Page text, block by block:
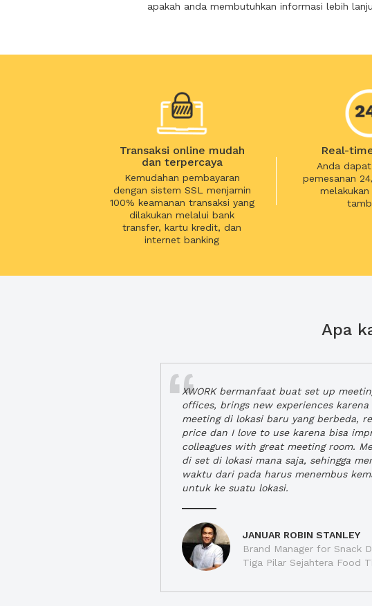
apakah anda membutuhkan informasi lebih
Transaksi online mudah
dan terpercaya
Kemudahan pembayaran
dengan sistem SSL menjamin
100% keamanan transaksi yang
dilakukan melalui bank
transfer, kartu kredit, dan
internet banking
Real-
Anda
pemesanan
Apa
XWORK bermanfaat buat set up
offices, brings new experiences karena
meeting di lokasi baru yang berbeda,
price dan I love to use karena bisa
colleagues with great meeting room.
di set di lokasi mana saja, sehingga
waktu dari pada harus menembus
untuk ke suatu lokasi.
JANUAR ROBIN STANLEY
Brand Manager for Snack
Tiga Pilar Sejahtera Food